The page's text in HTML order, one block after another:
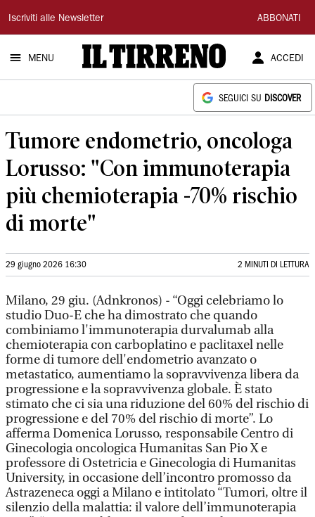
Il
Tirreno
Iscriviti alle Newsletter ABBONATI
MENU ACCEDI
SEGUICI SU DISCOVER
Tumore endometrio, oncologa
Lorusso: "Con immunoterapia
più chemioterapia -70% rischio
di morte"
29 giugno 2026 16:30 2 MINUTI DI LETTURA
Milano, 29 giu. (Adnkronos) - “Oggi celebriamo lo
studio Duo-E che ha dimostrato che quando
combiniamo l'immunoterapia durvalumab alla
chemioterapia con carboplatino e paclitaxel nelle
forme di tumore dell'endometrio avanzato o
metastatico, aumentiamo la sopravvivenza libera da
progressione e la sopravvivenza globale. È stato
stimato che ci sia una riduzione del 60% del rischio di
progressione e del 70% del rischio di morte”. Lo
afferma Domenica Lorusso, responsabile Centro di
Ginecologia oncologica Humanitas San Pio X e
professore di Ostetricia e Ginecologia di Humanitas
University, in occasione dell’incontro promosso da
Astrazeneca oggi a Milano e intitolato “Tumori, oltre il
silenzio della malattia: il valore dell’immunoterapia